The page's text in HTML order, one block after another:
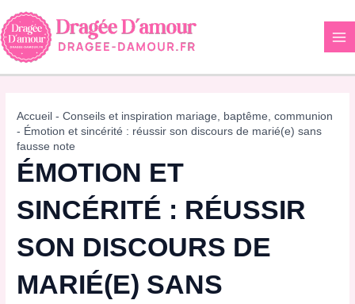
Aller
au
contenu
Accueil -Conseils et inspiration mariage, baptême, communion
- Émotion et sincérité : réussir son discours de marié(e) sans
fausse note
ÉMOTION ET
SINCÉRITÉ : RÉUSSIR
SON DISCOURS DE
MARIÉ(E) SANS